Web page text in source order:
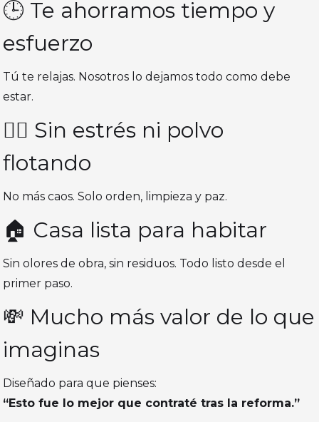
🕒 Te ahorramos tiempo y
esfuerzo
Tú te relajas. Nosotros lo dejamos todo como debe
estar.
🧘‍♀️ Sin estrés ni polvo
flotando
No más caos. Solo orden, limpieza y paz.
🏠 Casa lista para habitar
Sin olores de obra, sin residuos. Todo listo desde el
primer paso.
💸 Mucho más valor de lo que
imaginas
Diseñado para que pienses:
“Esto fue lo mejor que contraté tras la reforma.”